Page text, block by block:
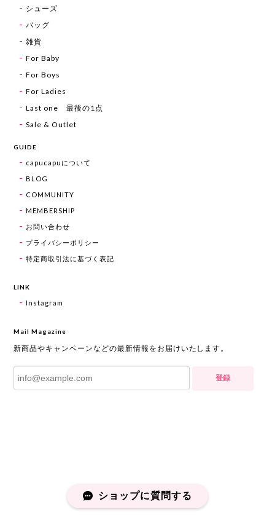
シューズ
バッグ
雑貨
For Baby
For Boys
For Ladies
Last one 最後の1点
Sale & Outlet
GUIDE
capucapuについて
BLOG
COMMUNITY
MEMBERSHIP
お問い合わせ
プライバシーポリシー
特定商取引法に基づく表記
LINK
Instagram
Mail Magazine
新商品やキャンペーンなどの最新情報をお届けいたします。
登録
ショップに質問する